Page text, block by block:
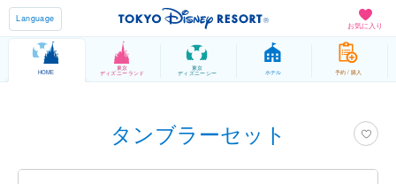
お気に入り
Language
HOME
東京
ディズニーランド
東京
ディズニーシー ホテル 予約 / 購入
タンブラーセット